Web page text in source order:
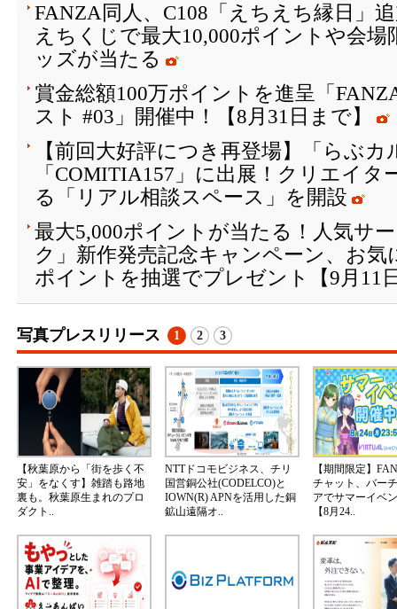
FANZA同人、C108「えちえち縁日」
えちくじで最大10,000ポイントや会
ッズが当たる
賞金総額100万ポイントを進呈「
スト #03」開催中！【8月31日まで】
【前回大好評につき再登場】「らぶカ
「COMITIA157」に出展！クリエイタ
る「リアル相談スペース」を開設
最大5,000ポイントが当たる！人気サ
ク」新作発売記念キャンペーン、お
ポイントを抽選でプレゼント【9月11
写真プレスリリース 1 2 3
【秋葉原から「街を歩く不
安」をなくす】雑踏も路地
裏も。秋葉原生まれのプロ
ダクト..
NTTドコモビジネス、チリ
国営銅公社(CODELCO)と
IOWN(R) APNを活用した銅
鉱山遠隔オ..
【期間限定】
チャット、バー
アでサマーイベ
【8月24..